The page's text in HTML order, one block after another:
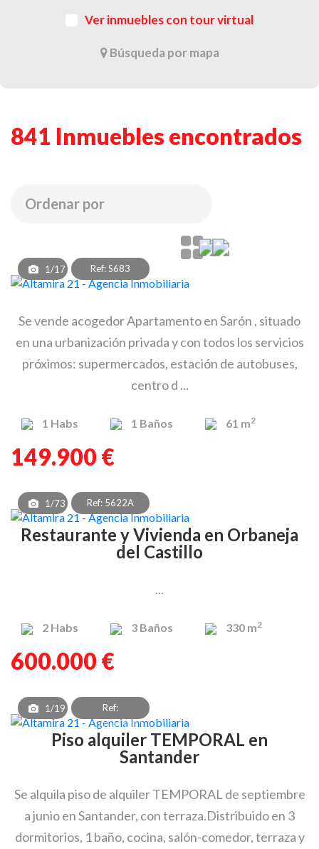
Ver inmuebles con tour virtual
Búsqueda por mapa
841 Inmuebles encontrados
1/17 Ref: S683
Se vende acogedor Apartamento en Sarón , situado
en una urbanización privada y con todos los servicios
próximos: supermercados, estación de autobuses,
centro d ...
1 Habs 1 Baños 61 m2
149.900 €
1/73 Ref: 5622A
Restaurante y Vivienda en Orbaneja
del Castillo
...
2 Habs 3 Baños 330 m2
600.000 €
1/19
Ref:
PAT_OEA_8301
Piso alquiler TEMPORAL en
Santander
Se alquila piso de alquiler TEMPORAL de septiembre
a junio en Santander, con terraza.Distribuido en 3
dormitorios, 1 baño, cocina, salón-comedor, terraza y